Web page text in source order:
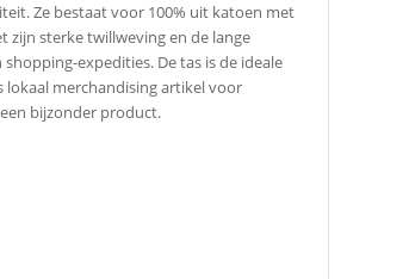
Ze bestaat voor 100% uit katoen met
zijn sterke twillweving en de lange
expedities. De tas is de ideale
merchandising artikel voor
bijzonder product.